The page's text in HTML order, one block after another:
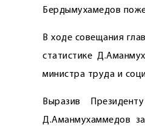
Бердымухамедов
В ходе совещания
статистике
министра труда и
Выразив
Д.Аманмухаммедов